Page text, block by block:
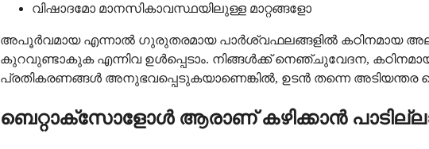
വിഷാദമോ മാനസികാവസ്ഥയിലുള്ള മാറ്റങ്ങളോ
അപൂർവമായ എന്നാൽ ഗുരുതരമായ പാർശ്വഫലങ്ങളിൽ കഠിനമായ
കുറവുണ്ടാകുക എന്നിവ ഉൾപ്പെടാം. നിങ്ങൾക്ക് നെഞ്ചുവേദന,
പ്രതികരണങ്ങൾ അനുഭവപ്പെടുകയാണെങ്കിൽ, ഉടൻ തന്നെ
ബെറ്റാക്സോളോൾ ആരാണ് കഴിക്കാൻ